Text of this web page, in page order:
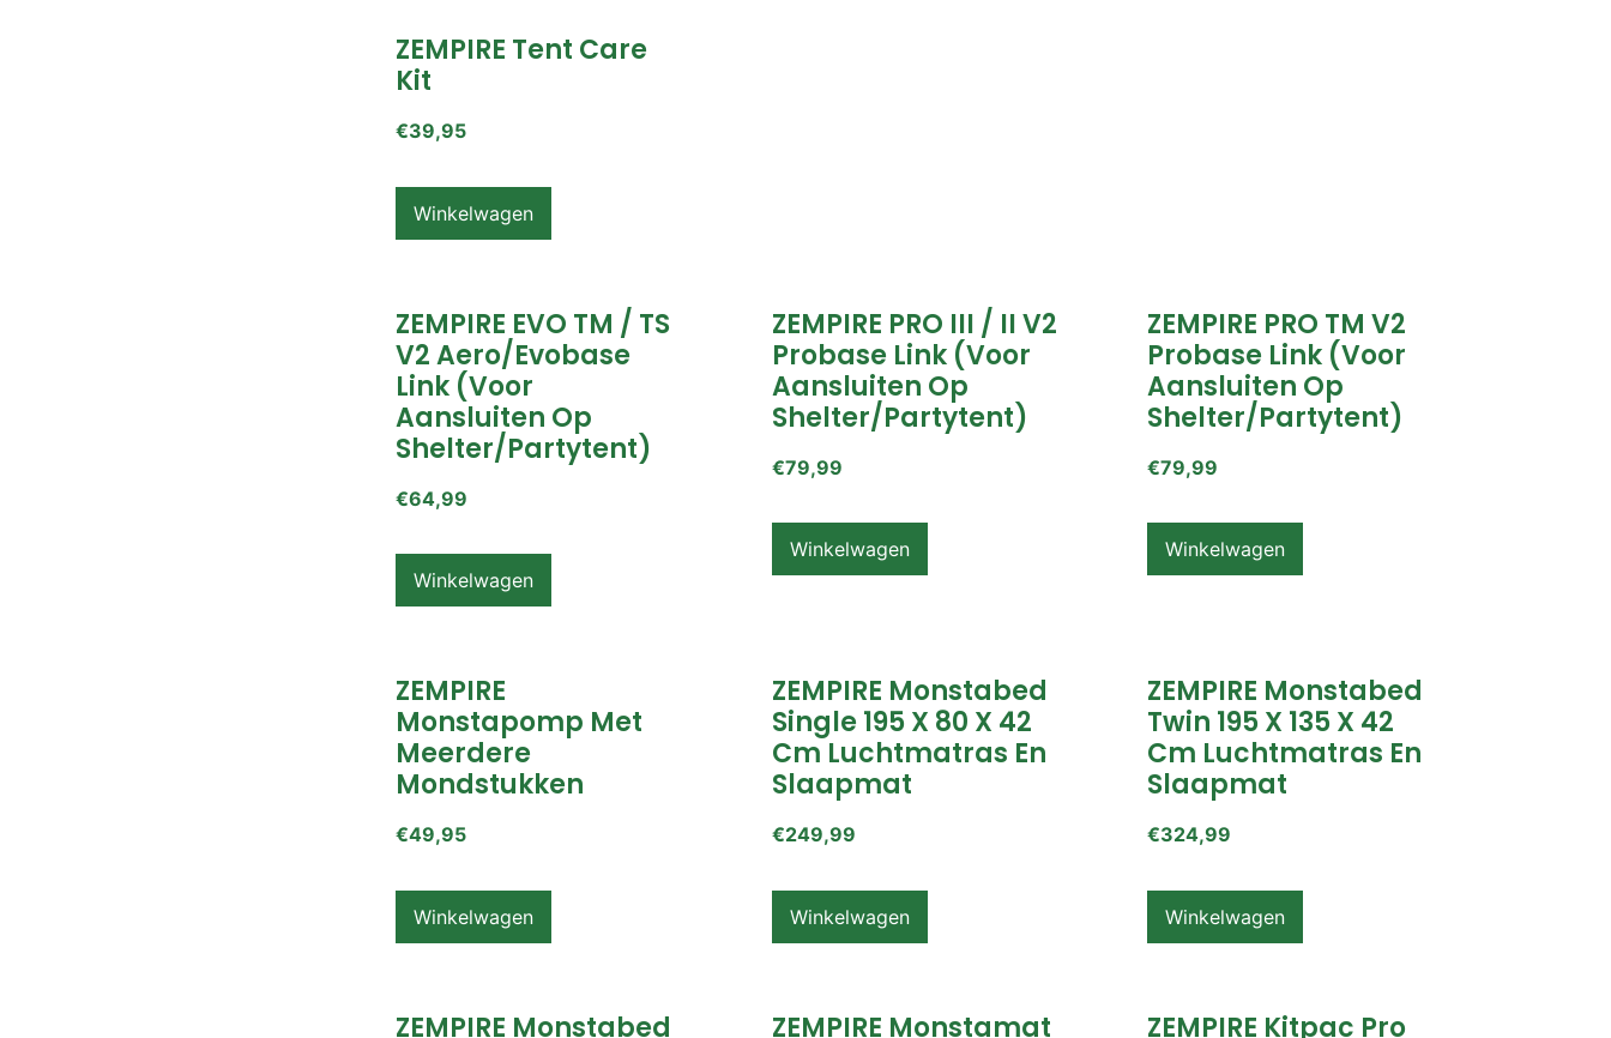
ZEMPIRE Tent Care
Kit
€39,95
Winkelwagen
ZEMPIRE EVO TM / TS
V2 Aero/Evobase
Link (voor
Aansluiten Op
Shelter/partytent)
€64,99
Winkelwagen
ZEMPIRE PRO III / II V2
Probase Link (voor
Aansluiten Op
Shelter/partytent)
€79,99
Winkelwagen
ZEMPIRE PRO TM V2
Probase Link (voor
Aansluiten Op
Shelter/partytent)
€79,99
Winkelwagen
ZEMPIRE
Monstapomp Met
Meerdere
Mondstukken
€49,95
Winkelwagen
ZEMPIRE Monstabed
Single 195 X 80 X 42
Cm Luchtmatras En
Slaapmat
€249,99
Winkelwagen
ZEMPIRE Monstabed
Twin 195 X 135 X 42
Cm Luchtmatras En
Slaapmat
€324,99
Winkelwagen
ZEMPIRE Monstabed
ZEMPIRE Monstamat
ZEMPIRE Kitpac Pro